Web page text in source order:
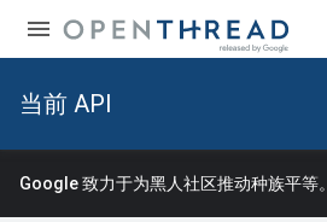
当前 API
Google 致力于为黑人社区推动种族平等。